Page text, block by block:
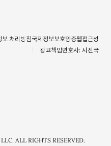
보 처리방침국제정보보호인증웹접근성
광고책임변호사: 시진국
ALL RIGHTS RESERVED.